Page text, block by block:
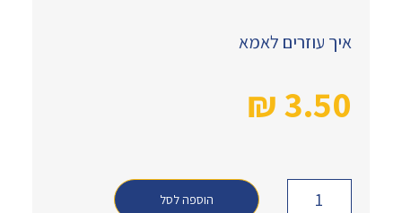
איך עוזרים לאמא
₪3.50
הוספה לסל